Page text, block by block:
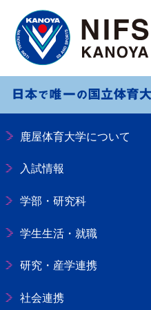
鹿屋体育大学について
入試情報
学部・研究科
学生生活・就職
研究・産学連携
社会連携